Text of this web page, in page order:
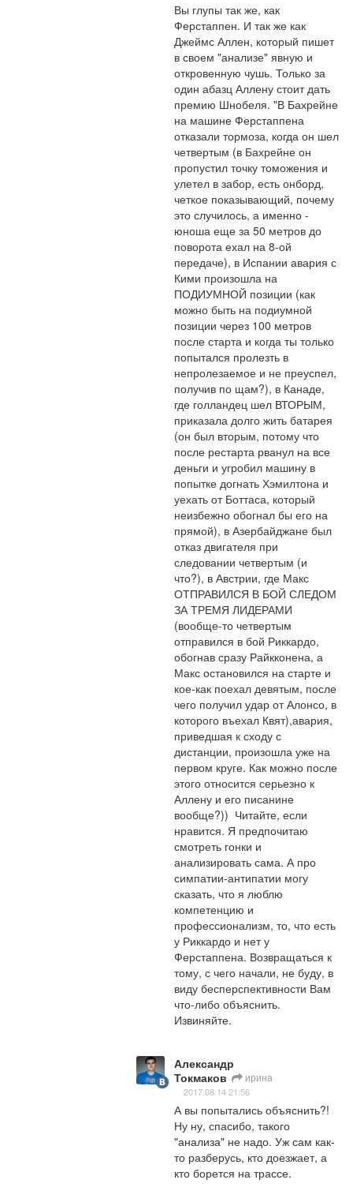
Вы глупы так же, как
Ферстаппен. И так же как
Джеймс Аллен, который пишет
в своем "анализе" явную и
откровенную чушь. Только за
один абазц Аллену стоит дать
премию Шнобеля. "В Бахрейне
на машине Ферстаппена
отказали тормоза, когда он шел
четвертым (в Бахрейне он
пропустил точку томожения и
улетел в забор, есть онборд,
четкое показывающий, почему
это случилось, а именно -
юноша еще за 50 метров до
поворота ехал на 8-ой
передаче), в Испании авария с
Кими произошла на
ПОДИУМНОЙ позиции (как
можно быть на подиумной
позиции через 100 метров
после старта и когда ты только
попытался пролезть в
непролезаемое и не преуспел,
получив по щам?), в Канаде,
где голландец шел ВТОРЫМ,
приказала долго жить батарея
(он был вторым, потому что
после рестарта рванул на все
деньги и угробил машину в
попытке догнать Хэмилтона и
уехать от Боттаса, который
неизбежно обогнал бы его на
прямой), в Азербайджане был
отказ двигателя при
следовании четвертым (и
что?), в Австрии, где Макс
ОТПРАВИЛСЯ В БОЙ СЛЕДОМ
ЗА ТРЕМЯ ЛИДЕРАМИ
(вообще-то четвертым
отправился в бой Риккардо,
обогнав сразу Райкконена, а
Макс остановился на старте и
кое-как поехал девятым, после
чего получил удар от Алонсо, в
которого въехал Квят),авария,
приведшая к сходу с
дистанции, произошла уже на
первом круге. Как можно после
этого относится серьезно к
Аллену и его писанине
вообще?))  Читайте, если
нравится. Я предпочитаю
смотреть гонки и
анализировать сама. А про
симпатии-антипатии могу
сказать, что я люблю
компетенцию и
профессионализм, то, что есть
у Риккардо и нет у
Ферстаппена. Возвращаться к
тому, с чего начали, не буду, в
виду бесперспективности Вам
что-либо объяснить.
Извиняйте.
Александр
Токмаков
ирина
2017.08.14 21:56
А вы попытались объяснить?!
Ну ну, спасибо, такого
"анализа" не надо. Уж сам как-
то разберусь, кто доезжает, а
кто борется на трассе.